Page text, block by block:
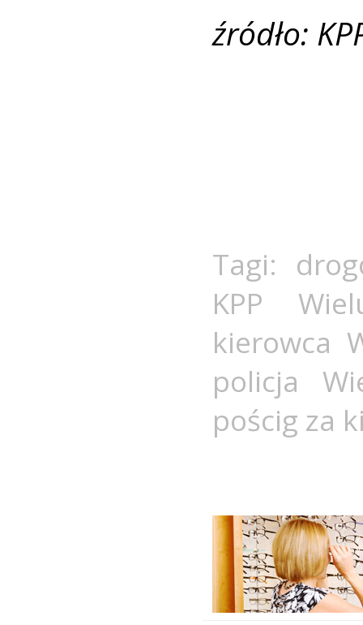
źródło:
Tagi:
KPP
kierowca
policja
pościg za